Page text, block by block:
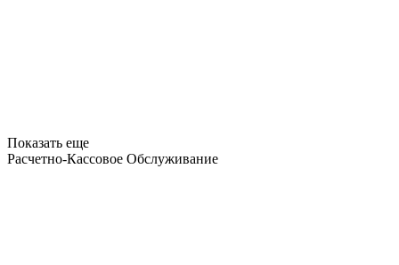
Показать еще
Расчетно-Кассовое Обслуживание